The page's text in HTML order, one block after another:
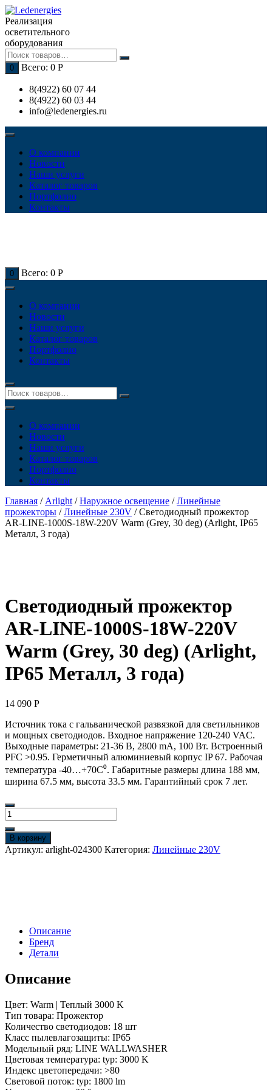
Перейти
к
содержимому
Реализация
осветительного
оборудования
0 Всего: 0 Р
8(4922) 60 07 44
8(4922) 60 03 44
info@ledenergies.ru
О компании
Новости
Наши услуги
Каталог товаров
Портфолио
Контакты
0 Всего: 0 Р
О компании
Новости
Наши услуги
Каталог товаров
Портфолио
Контакты
О компании
Новости
Наши услуги
Каталог товаров
Портфолио
Контакты
Главная / Arlight /Наружное освещение /Линейные
прожекторы /Линейные 230V / Светодиодный прожектор
AR-LINE-1000S-18W-220V Warm (Grey, 30 deg) (Arlight, IP65
Металл, 3 года)
Светодиодный прожектор
AR-LINE-1000S-18W-220V
Warm (Grey, 30 deg) (Arlight,
IP65 Металл, 3 года)
14 090 Р
Источник тока с гальванической развязкой для светильников
и мощных светодиодов. Входное напряжение 120-240 VAC.
Выходные параметры: 21-36 В, 2800 mА, 100 Вт. Встроенный
PFC >0.95. Герметичный алюминиевый корпус IP 67. Рабочая
температура -40…+70C⁰. Габаритные размеры длина 188 мм,
ширина 67.5 мм, высота 33.5 мм. Гарантийный срок 7 лет.
Количество
товара
Светодиодный
прожектор
AR-
deg)
(Arlight,
Металл,
В корзину
Артикул: arlight-024300 Категория: Линейные 230V
Описание
Бренд
Детали
Описание
Цвет: Warm | Теплый 3000 K
Тип товара: Прожектор
Количество светодиодов: 18 шт
Класс пылевлагозащиты: IP65
Модельный ряд: LINE WALLWASHER
Цветовая температура: typ: 3000 K
Индекс цветопередачи: >80
Световой поток: typ: 1800 lm